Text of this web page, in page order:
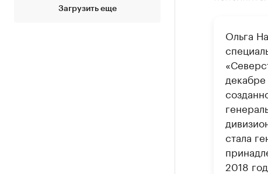
Загрузить еще
Ольга
стала
2018